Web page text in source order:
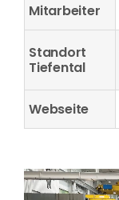
Mitarbeiter
Standort
Tiefental
Webseite